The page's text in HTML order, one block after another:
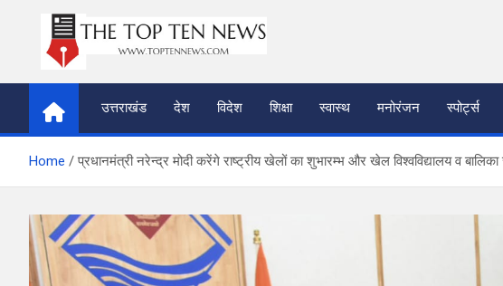
thetoptennews.com
उत्तराखंड
देश विदेश शिक्षा स्वास्थ मनोरंजन स्पोर्ट्स
Home प्रधानमंत्री नरेन्द्र मोदी करेंगे राष्ट्रीय खेलों का शुभारम्भ और खेल विश्वविद्यालय व